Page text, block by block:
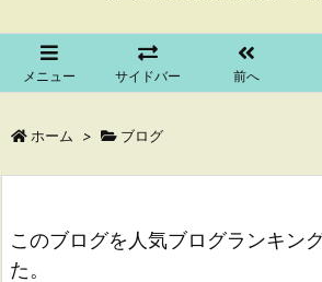
メニュー サイドバー 前へ
ホーム > ブログ
このブログを人気ブログランキン
た。